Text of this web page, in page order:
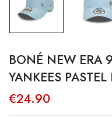
BONÉ NEW ERA
YANKEES PASTEL
€24.90